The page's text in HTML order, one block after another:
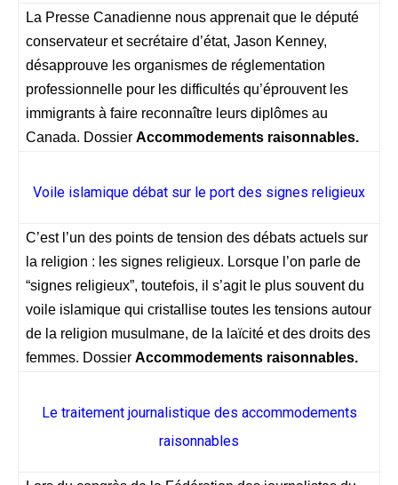
La Presse Canadienne nous apprenait que le député
conservateur et secrétaire d’état, Jason Kenney,
désapprouve les organismes de réglementation
professionnelle pour les difficultés qu’éprouvent les
immigrants à faire reconnaître leurs diplômes au
Canada. Dossier Accommodements raisonnables.
Voile islamique débat sur le port des signes religieux
C’est l’un des points de tension des débats actuels sur
la religion : les signes religieux. Lorsque l’on parle de
“signes religieux”, toutefois, il s’agit le plus souvent du
voile islamique qui cristallise toutes les tensions autour
de la religion musulmane, de la laïcité et des droits des
femmes. Dossier Accommodements raisonnables.
Le traitement journalistique des accommodements
raisonnables